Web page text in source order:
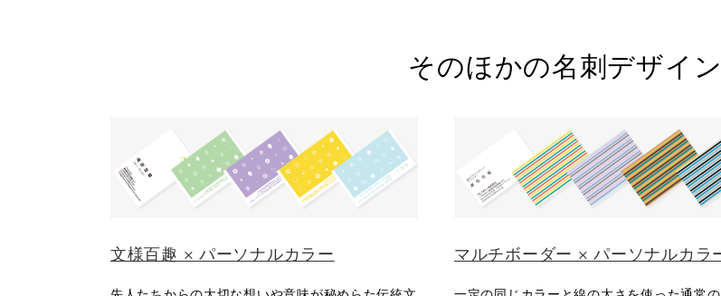
そのほかの名刺デザイ
文様百趣 × パーソナルカラー マルチボーダー × パーソナルカラ